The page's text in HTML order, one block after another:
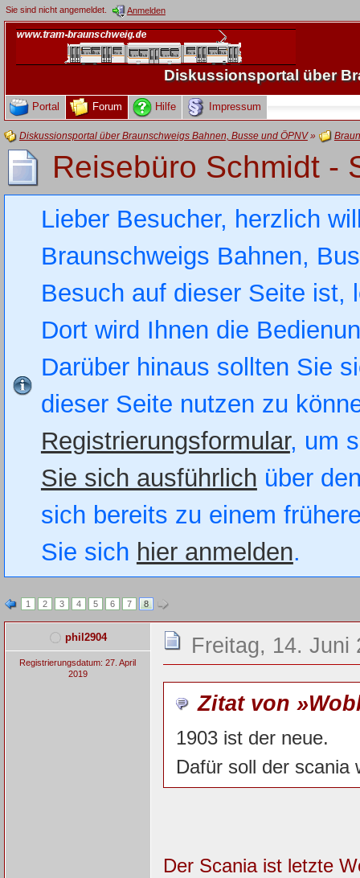
Sie sind nicht angemeldet. Anmelden
Diskussionsportal über
Portal Forum Hilfe Impressum
Diskussionsportal über Braunschweigs Bahnen, Busse und ÖPNV»
Reisebüro Schmidt -
Lieber Besucher, herzlich
Braunschweigs Bahnen,
Besuch auf dieser Seite
Dort wird Ihnen die
Darüber hinaus sollten Sie
dieser Seite nutzen zu
Registrierungsformular, um
Sie sich ausführlich über
sich bereits zu einem
Sie sich hier anmelden.
1 2 3 4 5 6 7 8
phil2904
Registrierungsdatum: 27. April
2019
Freitag, 14. Juni
Zitat von
1903 ist der neue.
Dafür soll der scania
Der Scania ist letzte